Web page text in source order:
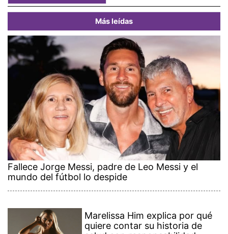
Más leídas
Fallece Jorge Messi, padre de Leo Messi y el
mundo del fútbol lo despide
Marelissa Him explica por qué
quiere contar su historia de